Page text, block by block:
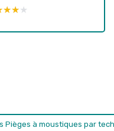
Pièges à moustiques par